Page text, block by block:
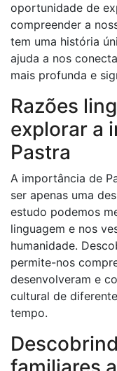
oportunidade de
compreender a
tem uma história
ajuda a nos
mais profunda e
Razões
explorar a
Pastra
A importância de
ser apenas uma
estudo podemos
linguagem e nos
humanidade.
permite-nos
desenvolveram e
cultural de
tempo.